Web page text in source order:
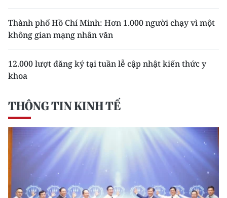
Thành phố Hồ Chí Minh: Hơn 1.000 người chạy vì một
không gian mạng nhân văn
12.000 lượt đăng ký tại tuần lễ cập nhật kiến thức y
khoa
THÔNG TIN KINH TẾ